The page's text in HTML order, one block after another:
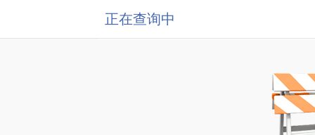
正在查询中